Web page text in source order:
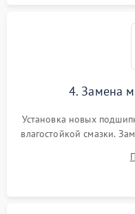
4. Замена
Установка новых
влагостойкой смазки.
или